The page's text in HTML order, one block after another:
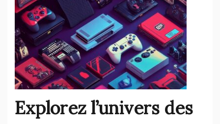
Explorez l’univers des